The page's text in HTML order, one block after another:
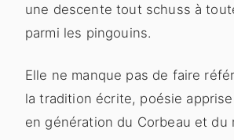
une descente tout schuss à
parmi les pingouins.
Elle ne manque pas de faire
la tradition écrite, poésie
en génération du Corbeau et du